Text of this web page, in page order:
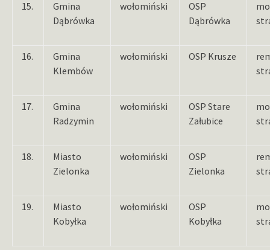
15.
Gmina
Dąbrówka
wołomiński
OSP
Dąbrówka
16.
Gmina
Klembów
wołomiński OSP Krusze
17.
Gmina
Radzymin
wołomiński
OSP Stare
Załubice
18.
Miasto
Zielonka
wołomiński
OSP
Zielonka
19.
Miasto
Kobyłka
wołomiński
OSP
Kobyłka